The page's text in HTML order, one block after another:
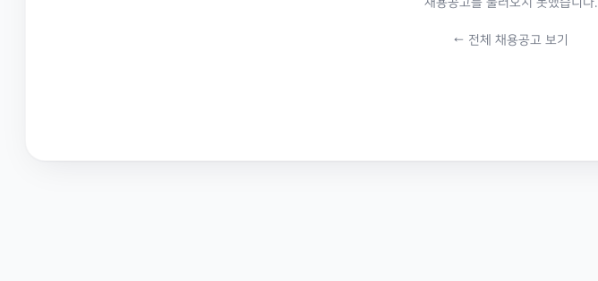
← 전체 채용공고 보기